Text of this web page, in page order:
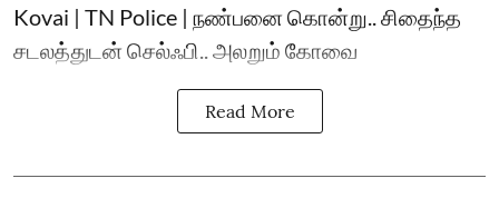
Kovai | TN Police | நண்பனை கொன்று.. சிதைந்த
சடலத்துடன் செல்ஃபி.. அலறும் கோவை
Read More